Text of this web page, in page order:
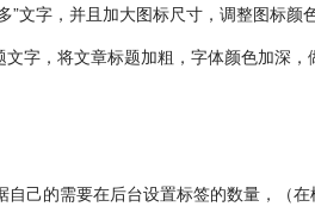
文字，并且加大图标尺寸，调整图标颜色
字，将文章标题加粗，字体颜色加深，
己的需要在后台设置标签的数量，（